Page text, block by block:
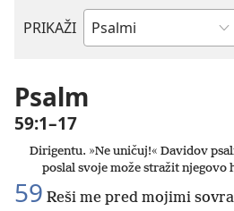
PRIKAŽI
Po
Psalm
59:1–17
Dirigentu. »Ne uničuj!« Davidov
poslal svoje može stražit njegovo
59 Reši me pred mojimi